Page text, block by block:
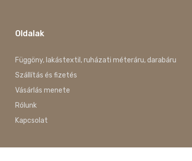
Oldalak
Függöny, lakástextil, ruházati méteráru, darabáru
Szállítás és fizetés
Vásárlás menete
Rólunk
Kapcsolat